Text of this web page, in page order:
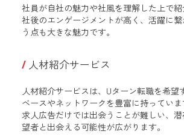
社員が自社の魅力や社風を理解した上で
社後のエンゲージメントが高く、活躍に
う点も大きな魅力です。
人材紹介サービス
人材紹介サービスは、Uターン転職を希望
ベースやネットワークを豊富に持っていま
求人広告だけでは出会うことが難しい、
望者と出会える可能性が広がります。